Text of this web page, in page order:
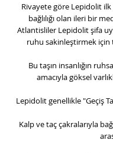
Rivayete göre Lepidolit
bağlılığı olan ileri bir
Atlantisliler Lepidolit şifa
ruhu sakinleştirmek için
Bu taşın insanlığın
amacıyla göksel
Lepidolit genellikle "Geçiş
Kalp ve taç çakralarıyla